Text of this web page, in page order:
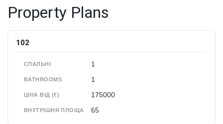
Property Plans
102
СПАЛЬНІ 1
BATHROOMS 1
ЦІНА ВІД (€) 175000
ВНУТРІШНЯ ПЛОЩА 65